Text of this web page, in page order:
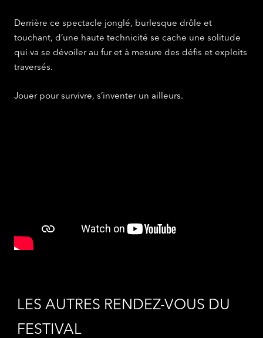
Derrière ce spectacle jonglé, burlesque drôle et
touchant, d’une haute technicité se cache une solitude
qui va se dévoiler au fur et à mesure des défis et exploits
traversés.
Jouer pour survivre, s’inventer un ailleurs.
LES AUTRES RENDEZ-VOUS DU
FESTIVAL